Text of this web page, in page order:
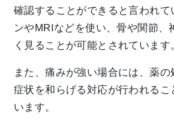
確認することができると言われ
ンやMRIなどを使い、骨や関節、
く見ることが可能とされています
また、痛みが強い場合には、薬の
症状を和らげる対応が行われるこ
います。